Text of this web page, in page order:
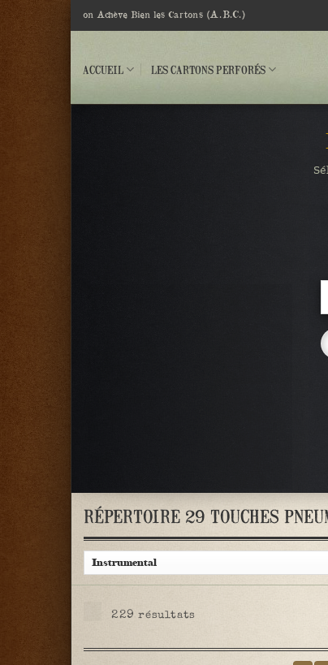
on Achève Bien les Cartons (A.B.C.)
ACCUEIL LES CARTONS PERFORÉS
RÉPERTOIRE 29 TOUCHES
229 résultats